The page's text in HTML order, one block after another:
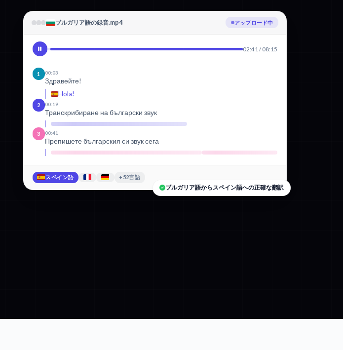
ブルガリア語の録音.mp4 ブルガリア語を文字起こし中
02:41 / 08:15
1 00:03
Здравейте!
Hola!
2 00:19
Транскрибиране на български звук
3 00:41
Препишете българския си звук сега
スペイン語 +52言語
ブルガリア語からスペイン語への正確な翻訳